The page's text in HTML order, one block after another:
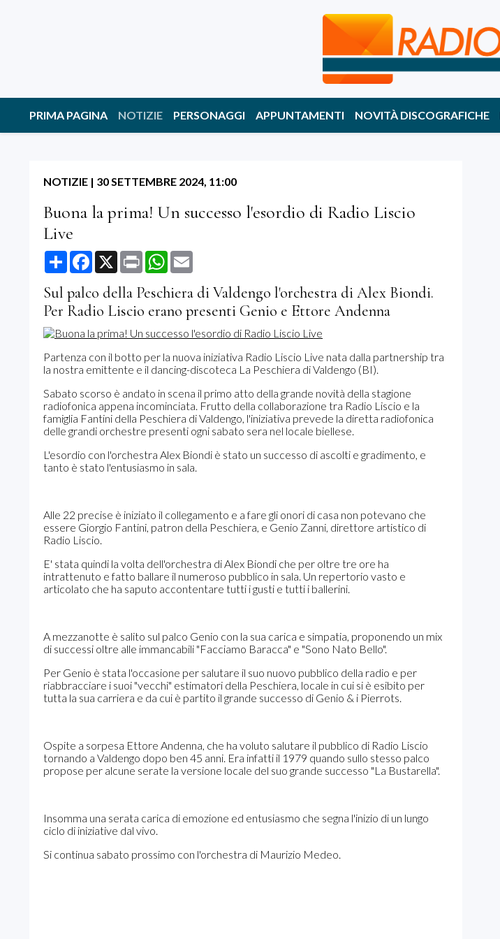
PRIMA PAGINA NOTIZIE PERSONAGGI APPUNTAMENTI NOVITÀ DISCOGRAFICHE
NOTIZIE | 30 SETTEMBRE 2024, 11:00
Buona la prima! Un successo l'esordio di Radio Liscio
Live
Share Facebook
X Print WhatsApp
Sul palco della Peschiera di Valdengo l'orchestra di Alex Biondi.
Per Radio Liscio erano presenti Genio e Ettore Andenna
Partenza con il botto per la nuova iniziativa Radio Liscio Live nata dalla partnership tra
la nostra emittente e il dancing-discoteca La Peschiera di Valdengo (BI).
Sabato scorso è andato in scena il primo atto della grande novità della stagione
radiofonica appena incominciata. Frutto della collaborazione tra Radio Liscio e la
famiglia Fantini della Peschiera di Valdengo, l'iniziativa prevede la diretta radiofonica
delle grandi orchestre presenti ogni sabato sera nel locale biellese.
L'esordio con l'orchestra Alex Biondi è stato un successo di ascolti e gradimento, e
tanto è stato l'entusiasmo in sala.
Alle 22 precise è iniziato il collegamento e a fare gli onori di casa non potevano che
essere Giorgio Fantini, patron della Peschiera, e Genio Zanni, direttore artistico di
Radio Liscio.
E' stata quindi la volta dell'orchestra di Alex Biondi che per oltre tre ore ha
intrattenuto e fatto ballare il numeroso pubblico in sala. Un repertorio vasto e
articolato che ha saputo accontentare tutti i gusti e tutti i ballerini.
A mezzanotte è salito sul palco Genio con la sua carica e simpatia, proponendo un mix
di successi oltre alle immancabili "Facciamo Baracca" e "Sono Nato Bello".
Per Genio è stata l'occasione per salutare il suo nuovo pubblico della radio e per
riabbracciare i suoi "vecchi" estimatori della Peschiera, locale in cui si è esibito per
tutta la sua carriera e da cui è partito il grande successo di Genio & i Pierrots.
Ospite a sorpesa Ettore Andenna, che ha voluto salutare il pubblico di Radio Liscio
tornando a Valdengo dopo ben 45 anni. Era infatti il 1979 quando sullo stesso palco
propose per alcune serate la versione locale del suo grande successo "La Bustarella".
Insomma una serata carica di emozione ed entusiasmo che segna l'inizio di un lungo
ciclo di iniziative dal vivo.
Si continua sabato prossimo con l'orchestra di Maurizio Medeo.